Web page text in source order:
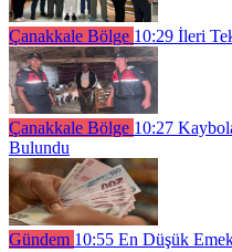
Çanakkale Bölge 10:29 İleri
Çanakkale Bölge 10:27
Bulundu
Gündem 10:55 En Düşük